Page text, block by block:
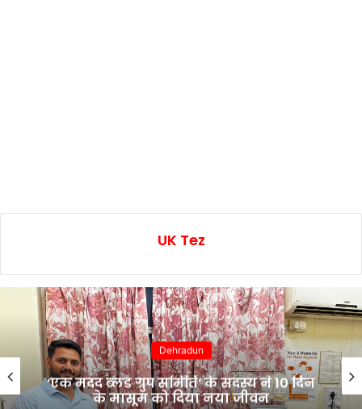
UK Tez
Dehradun
‘एक मदद ब्लड ग्रुप समिति’ के सदस्य ने 10 दिन
के मासूम को दिया नया जीवन